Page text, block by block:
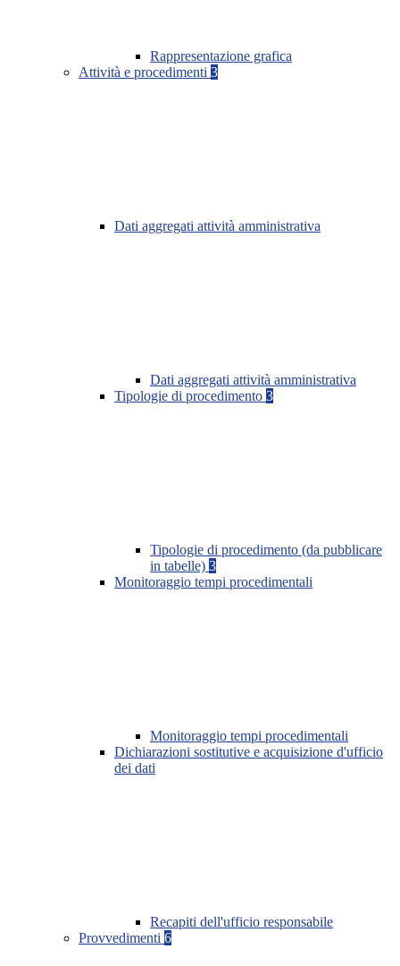
Rappresentazione grafica
Attività e procedimenti 3
Dati aggregati attività amministrativa
Dati aggregati attività amministrativa
Tipologie di procedimento 3
Tipologie di procedimento (da pubblicare
in tabelle) 3
Monitoraggio tempi procedimentali
Monitoraggio tempi procedimentali
Dichiarazioni sostitutive e acquisizione d'ufficio
dei dati
Recapiti dell'ufficio responsabile
Provvedimenti 6